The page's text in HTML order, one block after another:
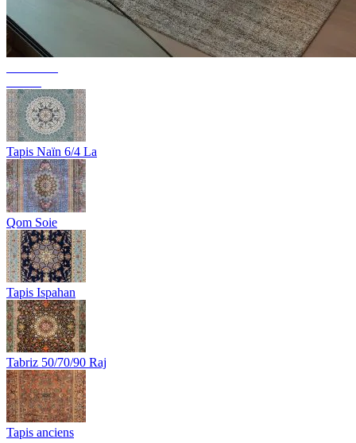
Tapis Naïn 6/4 La
Qom Soie
Tapis Ispahan
Tabriz 50/70/90 Raj
Tapis anciens